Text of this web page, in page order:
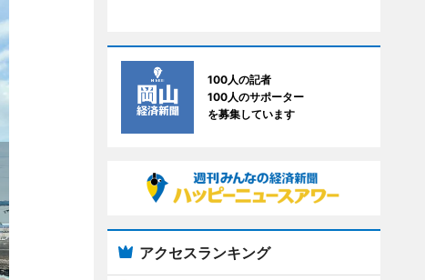
100人の記者
100人のサポーター
を募集しています
アクセスランキング